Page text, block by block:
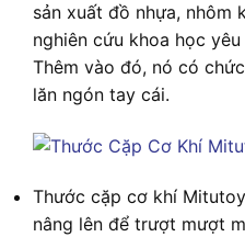
sản xuất đồ nhựa, nhôm
nghiên cứu khoa học
Thêm vào đó, nó có
lăn ngón tay cái.
Thước cặp cơ khí
nâng lên để trượt mượt